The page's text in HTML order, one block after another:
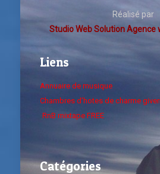
Réalisé par
Studio Web Solution Agence
Liens
Annuaire de musique
Chambres d'hotes de charme
RnB mixtape FREE
Catégories